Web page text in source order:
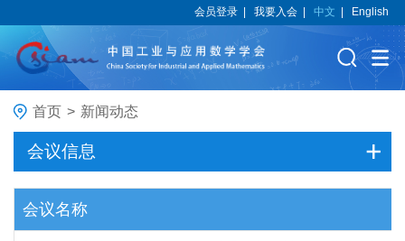
会员登录 |我要入会 |中文 English
首页 > 新闻动态
会议信息
会议名称